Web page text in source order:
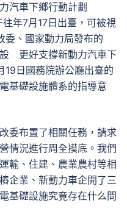
汽車下鄉行動計劃
年7月17日出臺，可被視
委、國家動力局發布的
設 更好支撐新動力汽車下
19日國務院辦公廳出臺的
基礎設施體系的指導意
委布置了相關任務，請求
情況進行周全摸底。我們
輸、住建、農業農村等相
企業、新動力車企開了三
基礎設施究竟存在什么問